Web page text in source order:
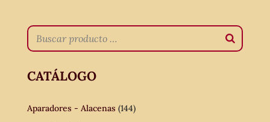
CATÁLOGO
Aparadores - Alacenas (144)